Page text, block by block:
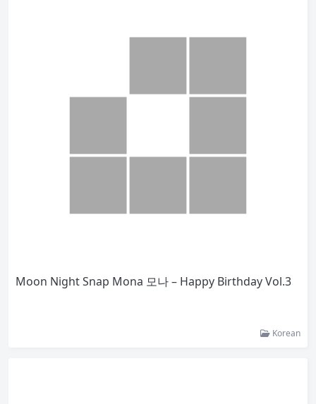
Moon Night Snap Mona 모나 – Happy Birthday Vol.3
Korean